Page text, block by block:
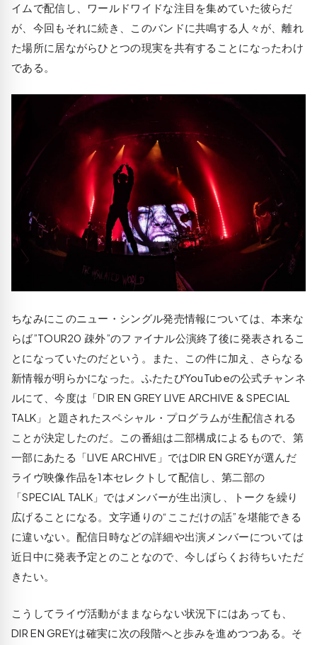
イムで配信し、ワールドワイドな注目を集めていた彼らだ
が、今回もそれに続き、このバンドに共鳴する人々が、離れ
た場所に居ながらひとつの現実を共有することになったわけ
である。
ちなみにこのニュー・シングル発売情報については、本来な
らば”TOUR20 疎外”のファイナル公演終了後に発表されるこ
とになっていたのだという。また、この件に加え、さらなる
新情報が明らかになった。ふたたびYouTubeの公式チャンネ
ルにて、今度は「DIR EN GREY LIVE ARCHIVE & SPECIAL
TALK」と題されたスペシャル・プログラムが生配信される
ことが決定したのだ。この番組は二部構成によるもので、第
一部にあたる「LIVE ARCHIVE」ではDIR EN GREYが選んだ
ライヴ映像作品を1本セレクトして配信し、第二部の
「SPECIAL TALK」ではメンバーが生出演し、トークを繰り
広げることになる。文字通りの“ここだけの話”を堪能できる
に違いない。配信日時などの詳細や出演メンバーについては
近日中に発表予定とのことなので、今しばらくお待ちいただ
きたい。
こうしてライヴ活動がままならない状況下にはあっても、
DIR EN GREYは確実に次の段階へと歩みを進めつつある。そ